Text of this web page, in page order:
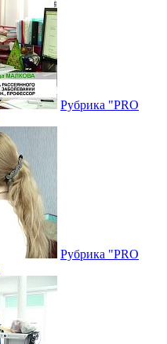
Рубрика "PRO
Рубрика "PRO